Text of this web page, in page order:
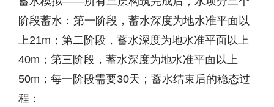
阶段蓄水：第一阶段，蓄水深度为地水准平面以
上21m；第二阶段，蓄水深度为地水准平面以上
40m；第三阶段，蓄水深度为地水准平面以上
50m；每一阶段需要30天；蓄水结束后的稳态过
程：